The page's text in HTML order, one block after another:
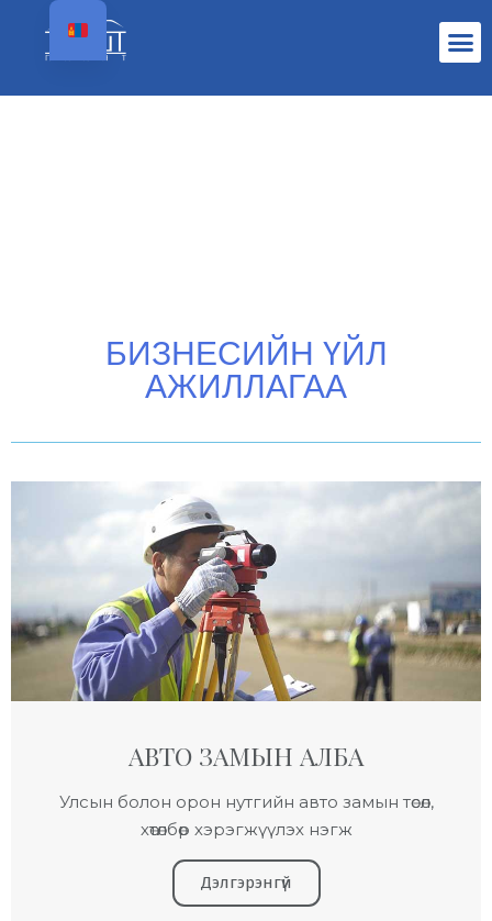
БИЗНЕСИЙН ҮЙЛ
АЖИЛЛАГАА
АВТО ЗАМЫН АЛБА
Улсын болон орон нутгийн авто замын төсөл,
хөтөлбөр хэрэгжүүлэх нэгж
Дэлгэрэнгүй